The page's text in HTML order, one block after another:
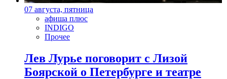
07 августа, пятница
афиша плюс
INDIGO
Прочее
Лев Лурье поговорит с Лизой
Боярской о Петербурге и театре